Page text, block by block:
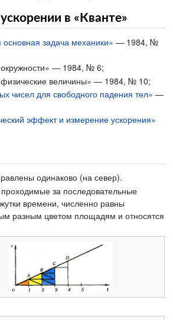
в «Кванте»
задача механики» — 1984, №
— 1984, № 6;
физические величины» — 1984, № 10;
чисел для свободного падения тел» —
эффект и измерение ускорения»
одинаково (на север).
за последовательные
времени, численно равны
разным цветом площадям и относятся